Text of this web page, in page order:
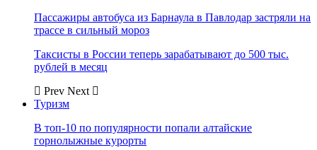
Пассажиры автобуса из Барнаула в Павлодар застряли на
трассе в сильный мороз
Таксисты в России теперь зарабатывают до 500 тыс.
рублей в месяц
Prev Next
Туризм
В топ-10 по популярности попали алтайские
горнолыжные курорты